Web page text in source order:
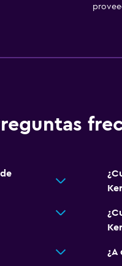
Zona
TV¿A